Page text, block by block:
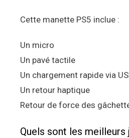
Cette manette PS5 inclue :
Un micro
Un pavé tactile
Un chargement rapide via
Un retour haptique
Retour de force des
Quels sont les meilleurs